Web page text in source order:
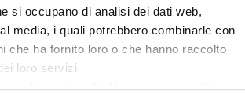
si occupano di analisi dei dati web,
media, i quali potrebbero combinarle con
che ha fornito loro o che hanno raccolto
loro servizi.
cliccando sullaXverranno accettati
Cerca